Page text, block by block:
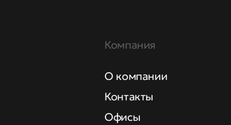
Компания
О компании
Контакты
Офисы